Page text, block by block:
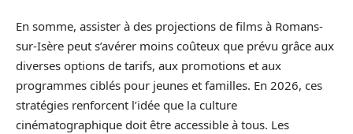
En somme, assister à des projections de films à Romans-
sur-Isère peut s’avérer moins coûteux que prévu grâce aux
diverses options de tarifs, aux promotions et aux
programmes ciblés pour jeunes et familles. En 2026, ces
stratégies renforcent l’idée que la culture
cinématographique doit être accessible à tous. Les